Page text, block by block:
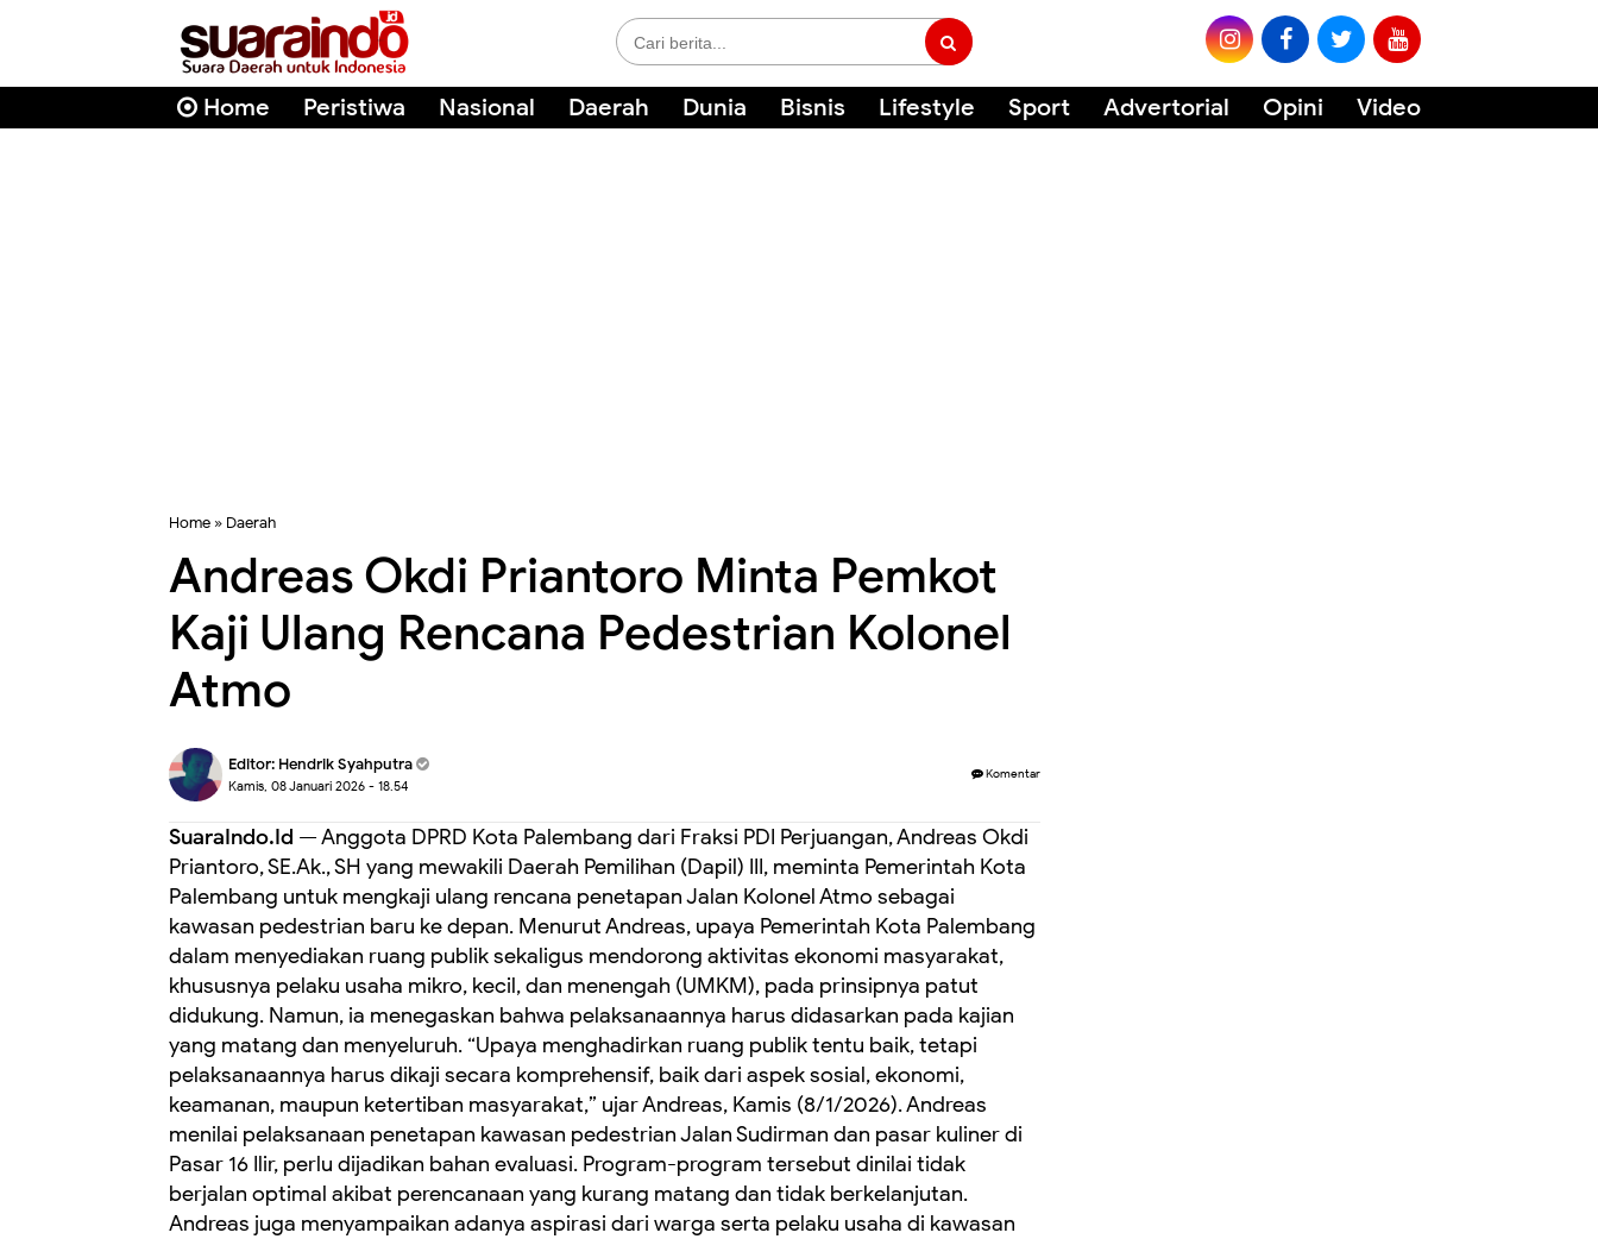
Home Peristiwa Nasional Daerah Dunia Bisnis Lifestyle Sport Advertorial Opini Video
Home » Daerah
Andreas Okdi Priantoro Minta Pemkot
Kaji Ulang Rencana Pedestrian Kolonel
Atmo
Editor: Hendrik Syahputra
Kamis, 08 Januari 2026 - 18.54
Komentar
SuaraIndo.Id — Anggota DPRD Kota Palembang dari Fraksi PDI Perjuangan, Andreas Okdi
Priantoro, SE.Ak., SH yang mewakili Daerah Pemilihan (Dapil) III, meminta Pemerintah Kota
Palembang untuk mengkaji ulang rencana penetapan Jalan Kolonel Atmo sebagai
kawasan pedestrian baru ke depan. Menurut Andreas, upaya Pemerintah Kota Palembang
dalam menyediakan ruang publik sekaligus mendorong aktivitas ekonomi masyarakat,
khususnya pelaku usaha mikro, kecil, dan menengah (UMKM), pada prinsipnya patut
didukung. Namun, ia menegaskan bahwa pelaksanaannya harus didasarkan pada kajian
yang matang dan menyeluruh. “Upaya menghadirkan ruang publik tentu baik, tetapi
pelaksanaannya harus dikaji secara komprehensif, baik dari aspek sosial, ekonomi,
keamanan, maupun ketertiban masyarakat,” ujar Andreas, Kamis (8/1/2026). Andreas
menilai pelaksanaan penetapan kawasan pedestrian Jalan Sudirman dan pasar kuliner di
Pasar 16 Ilir, perlu dijadikan bahan evaluasi. Program-program tersebut dinilai tidak
berjalan optimal akibat perencanaan yang kurang matang dan tidak berkelanjutan.
Andreas juga menyampaikan adanya aspirasi dari warga serta pelaku usaha di kawasan